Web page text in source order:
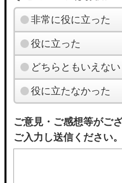
非常に役に立った
役に立った
どちらともいえない
役に立たなかった
ご意見・ご感想等がご
ご入力し送信ください。